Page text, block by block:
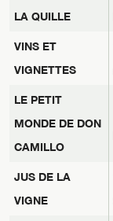
LA QUILLE
VINS ET
VIGNETTES
LE PETIT
MONDE DE DON
CAMILLO
JUS DE LA
VIGNE